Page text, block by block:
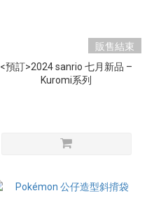
販售結束
<預訂>2024 sanrio 七月新品 –
Kuromi系列